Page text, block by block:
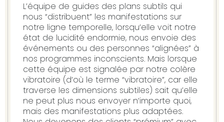
L’équipe de guides des plans subtils qui
nous “distribuent” les manifestations sur
notre ligne temporelle, lorsqu’elle voit notre
état de lucidité endormie, nous envoie des
événements ou des personnes “alignées” à
nos programmes inconscients. Mais lorsque
cette équipe est signalée par notre colère
vibratoire (d’où le terme “vibratoire”, car elle
traverse les dimensions subtiles) sait qu’elle
ne peut plus nous envoyer n’importe quoi,
mais des manifestations plus adaptées.